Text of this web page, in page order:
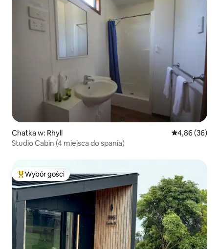
Chatka w: Rhyll Średnia
4,86 (36)
Studio Cabin (4 miejsca do spania)
Najpopularniejsze z kategorii Wybór gości
Wybór gości